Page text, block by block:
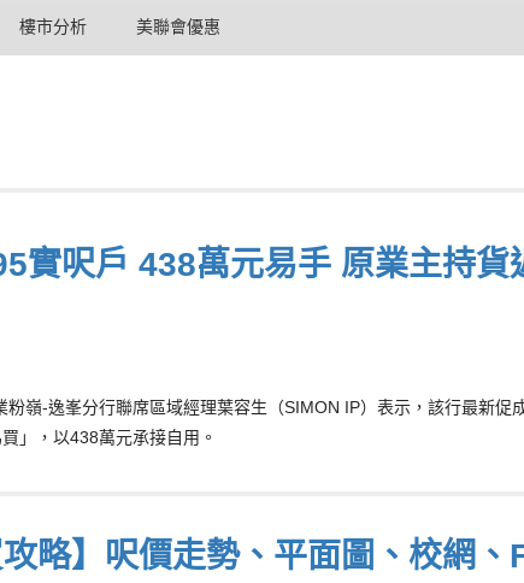
樓市分析 美聯會優惠
實呎戶 438萬元易手 原業主持貨
嶺-逸峯分行聯席區域經理葉容生（SIMON IP）表示，該行最新促
」，以438萬元承接自用。
略】呎價走勢、平面圖、校網、